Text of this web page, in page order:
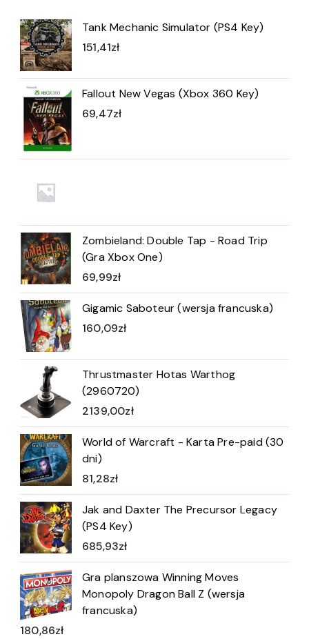
Tank Mechanic Simulator (PS4 Key)
151,41zł
Fallout New Vegas (Xbox 360 Key)
69,47zł
Zombieland: Double Tap - Road Trip
(Gra Xbox One)
69,99zł
Gigamic Saboteur (wersja francuska)
160,09zł
Thrustmaster Hotas Warthog
(2960720)
2139,00zł
World of Warcraft - Karta Pre-paid (30
dni)
81,28zł
Jak and Daxter The Precursor Legacy
(PS4 Key)
685,93zł
Gra planszowa Winning Moves
Monopoly Dragon Ball Z (wersja
francuska)
180,86zł